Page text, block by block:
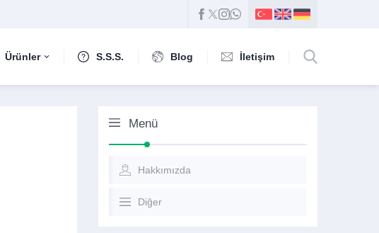
Ürünler S.S.S. Blog İletişim
Menü
Hakkımızda
Diğer